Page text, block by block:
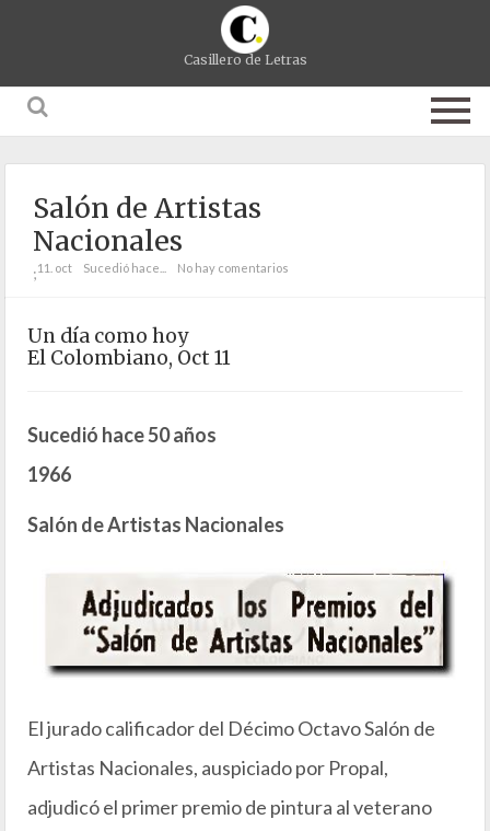
Casillero de Letras
Salón de Artistas
Nacionales
;11. oct Sucedió hace... No hay comentarios
Un día como hoy
El Colombiano, Oct 11
Sucedió hace 50 años
1966
Salón de Artistas Nacionales
El jurado calificador del Décimo Octavo Salón de
Artistas Nacionales, auspiciado por Propal,
adjudicó el primer premio de pintura al veterano